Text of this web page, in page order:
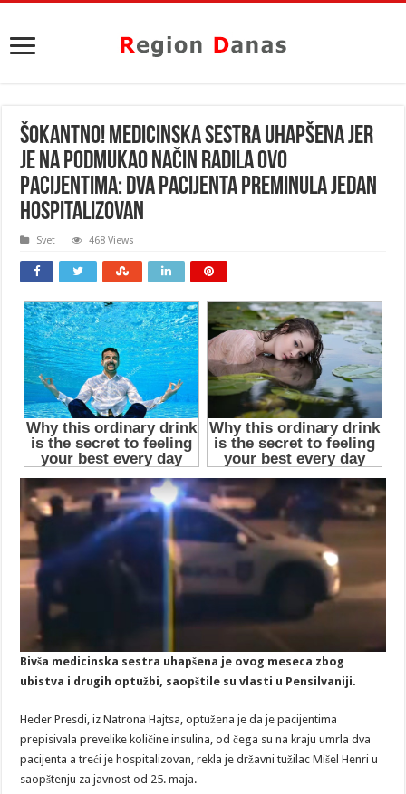
ŠOKANTNO! MEDICINSKA SESTRA UHAPŠENA JER
JE NA PODMUKAO NAČIN RADILA OVO
PACIJENTIMA: Dva pacijenta preminula jedan
hospitalizovan
Svet 468 Views
Bivša medicinska sestra uhapšena je ovog meseca zbog
ubistva i drugih optužbi, saopštile su vlasti u Pensilvaniji.
Heder Presdi, iz Natrona Hajtsa, optužena je da je pacijentima
prepisivala prevelike količine insulina, od čega su na kraju umrla dva
pacijenta a treći je hospitalizovan, rekla je državni tužilac Mišel Henri u
saopštenju za javnost od 25. maja.